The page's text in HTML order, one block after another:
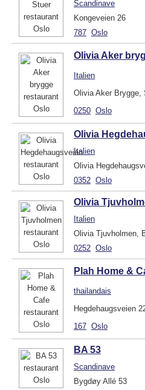
Scandinave
Kongeveien 26
787 Oslo
Olivia Aker
Italien
Olivia Aker Brygge,
0250 Oslo
Olivia
Italien
Olivia
0352 Oslo
Olivia
Italien
Olivia Tjuvholmen,
0252 Oslo
Plah Home &
thailandais
Hegdehaugsveien
167 Oslo
BA 53
Scandinave
Bygdøy Allé 53